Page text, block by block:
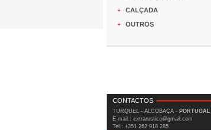
+ CALÇADA
+ OUTROS
CONTACTOS
TURQUEL - ALCOBAÇA - PORTUGAL
E-mail.: extrarustico@gmail.com
Tel.: +351 262 918 285